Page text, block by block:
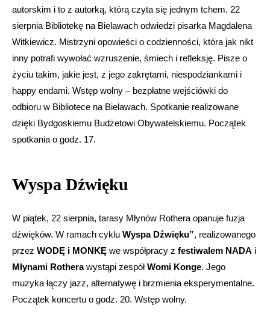
autorskim i to z autorką, którą czyta się jednym tchem. 22
sierpnia Bibliotekę na Bielawach odwiedzi pisarka Magdalena
Witkiewicz. Mistrzyni opowieści o codzienności, która jak nikt
inny potrafi wywołać wzruszenie, śmiech i refleksję. Pisze o
życiu takim, jakie jest, z jego zakrętami, niespodziankami i
happy endami. Wstęp wolny – bezpłatne wejściówki do
odbioru w Bibliotece na Bielawach. Spotkanie realizowane
dzięki Bydgoskiemu Budżetowi Obywatelskiemu. Początek
spotkania o godz. 17.
Wyspa Dźwięku
W piątek, 22 sierpnia, tarasy Młynów Rothera opanuje fuzja
dźwięków. W ramach cyklu Wyspa Dźwięku”, realizowanego
przez WODĘ i MONKĘ we współpracy z festiwalem NADA i
Młynami Rotherawystąpi zespółWomi Konge. Jego
muzyka łączy jazz, alternatywę i brzmienia eksperymentalne.
Początek koncertu o godz. 20. Wstęp wolny.